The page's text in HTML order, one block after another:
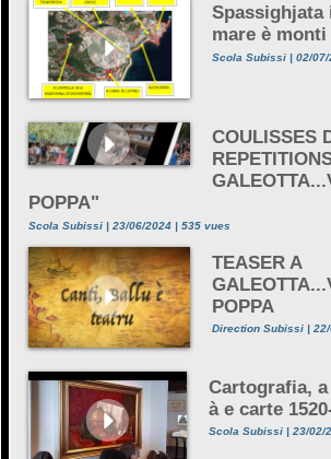
mare è monti
Scola Subissi | 02/
COULISSES
POPPA"
Scola Subissi | 23/06/2024 | 535 vues
TEASER A
POPPA
Direction Subissi |
Cartografia,
à e carte
Scola Subissi | 23/02/